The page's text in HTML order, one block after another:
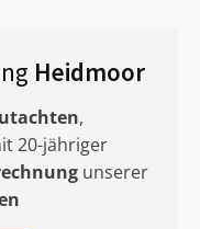
Heidmoor
,
20-jähriger
unserer